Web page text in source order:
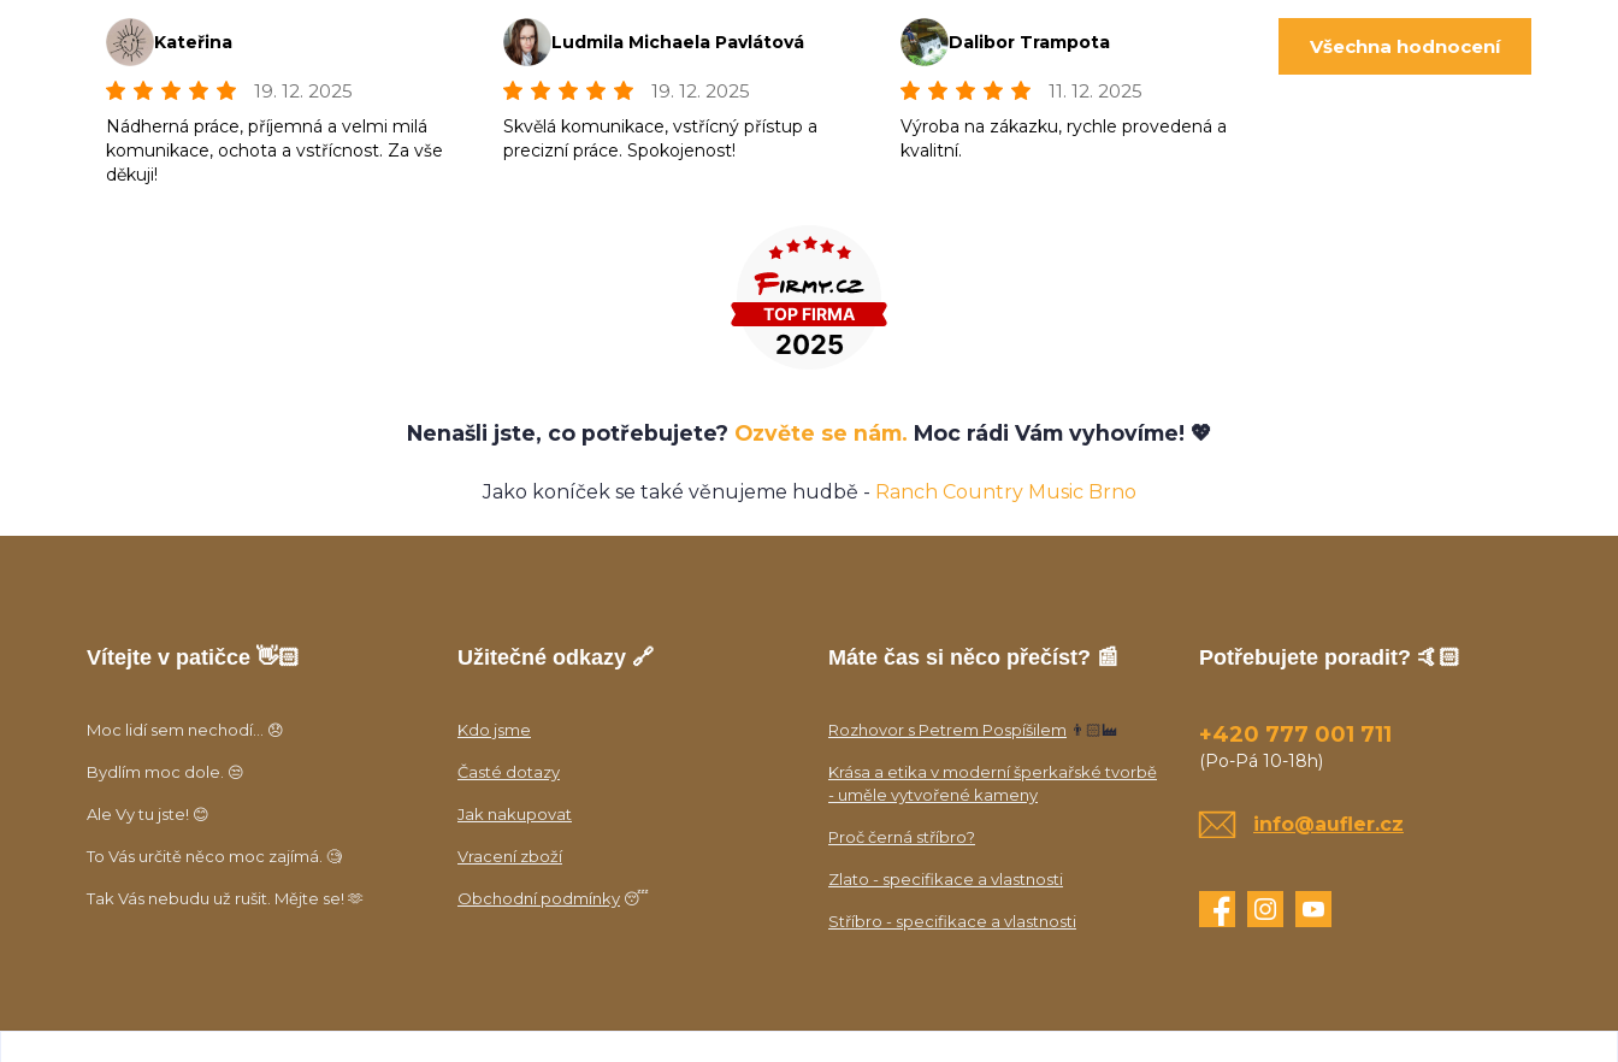
Kateřina
19. 12. 2025
Nádherná práce, příjemná a velmi milá
komunikace, ochota a vstřícnost. Za vše
děkuji!
Ludmila Michaela Pavlátová
19. 12. 2025
Skvělá komunikace, vstřícný přístup a
precizní práce. Spokojenost!
Dalibor Trampota
11. 12. 2025
Výroba na zákazku, rychle provedená a
kvalitní.
Všechna hodnocení
Nenašli jste, co potřebujete? Ozvěte se nám. Moc rádi Vám vyhovíme! 💖
Jako koníček se také věnujeme hudbě - Ranch Country Music Brno
Vítejte v patičce 👋🏻
Moc lidí sem nechodí... 😞
Bydlím moc dole. 😒
Ale Vy tu jste! 😊
To Vás určitě něco moc zajímá. 🧐
Tak Vás nebudu už rušit. Mějte se! 🫶
Užitečné odkazy 🔗
Kdo jsme
Časté dotazy
Jak nakupovat
Vracení zboží
Obchodní podmínky 😴
Máte čas si něco přečíst? 📰
Rozhovor s Petrem Pospíšilem 👨🏻‍🏭
Krása a etika v moderní šperkařské tvorbě
- uměle vytvořené kameny
Proč černá stříbro?
Zlato - specifikace a vlastnosti
Stříbro - specifikace a vlastnosti
Potřebujete poradit? 🤙🏻
+420 777 001 711
(Po-Pá 10-18h)
info@aufler.cz